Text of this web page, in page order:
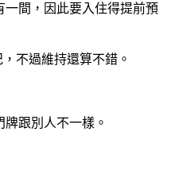
間，因此要入住得提前預
不過維持還算不錯。
跟別人不一樣。